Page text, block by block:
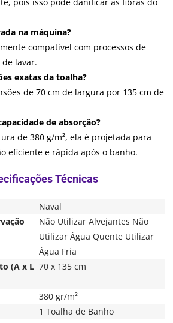
na máquina?
compatível com processos de
lavar.
exatas da toalha?
de 70 cm de largura por 135 cm de
de absorção?
de 380 g/m², ela é projetada para
eficiente e rápida após o banho.
Naval
Não Utilizar Alvejantes Não
Utilizar Água Quente Utilizar
Água Fria
(A x L 70 x 135 cm
380 gr/m²
1 Toalha de Banho